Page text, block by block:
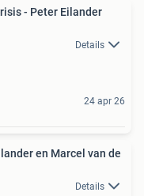
- Peter Eilander
Details
24 apr 26
en Marcel van de
Details